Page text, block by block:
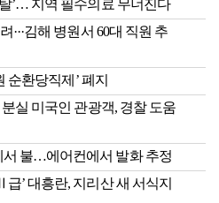
’… 지역 필수의료 무너진다
···김해 병원서 60대 직원 추
순환당직제’ 폐지
실 미국인 관광객, 경찰 도움
서 불…에어컨에서 발화 추정
’ 대흥란, 지리산 새 서식지